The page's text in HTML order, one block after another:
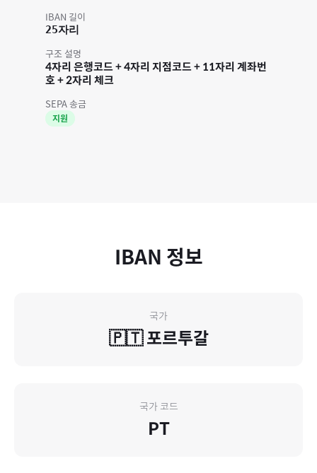
IBAN 길이
25자리
구조 설명
4자리 은행코드 + 4자리 지점코드 + 11자리 계좌번
호 + 2자리 체크
SEPA 송금
지원
IBAN 정보
국가
🇵🇹 포르투갈
국가 코드
PT